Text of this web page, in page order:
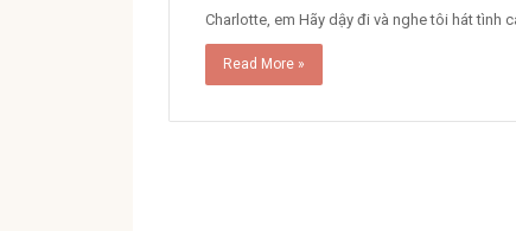
Charlotte, em Hãy dậy đi và nghe tôi hát tình
Read More »